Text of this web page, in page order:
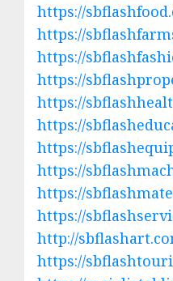
https://
https://
https://
https://
https://
https://
https://
https://
https://
https://
http://
https://